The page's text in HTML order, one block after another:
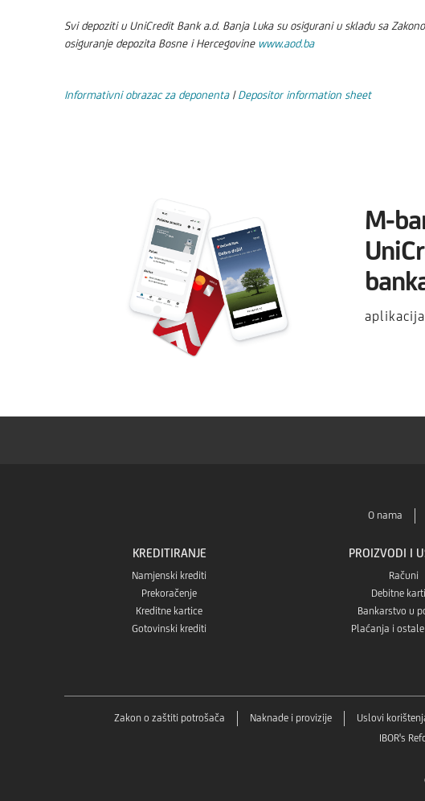
Svi depoziti u UniCredit Bank a.d. Banja Luka su osigurani u skladu sa
osiguranje depozita Bosne i Hercegovine www.aod.ba
Informativni obrazac za deponenta|Depositor information sheet
M-
O nama
KREDITIRANJE
Namjenski krediti
Prekoračenje
Kreditne kartice
Gotovinski krediti
PROIZVODI I
Računi
Debitne
Bankarstvo u
Plaćanja i
Zakon o zaštiti potrošača Naknade i provizije Uslovi
IBOR's